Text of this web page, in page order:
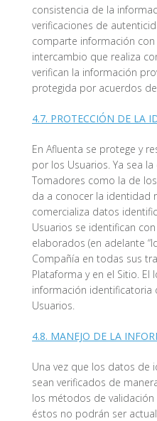
consistencia de la
verificaciones de
comparte información
intercambio que realiza
verifican la información
protegida por acuerdos
4.7. PROTECCIÓN DE LA
En Afluenta se protege y
por los Usuarios. Ya sea
Tomadores como la de
da a conocer la identidad
comercializa datos
Usuarios se identifican
elaborados (en adelante
Compañía en todas sus
Plataforma y en el Sitio.
información
Usuarios.
4.8. MANEJO DE LA
Una vez que los datos de
sean verificados de
los métodos de
éstos no podrán ser